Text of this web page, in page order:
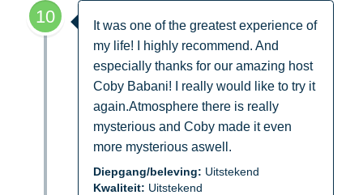
10
It was one of the greatest experience of
my life! I highly recommend. And
especially thanks for our amazing host
Coby Babani! I really would like to try it
again.Atmosphere there is really
mysterious and Coby made it even
more mysterious aswell.
Diepgang/beleving: Uitstekend
Kwaliteit: Uitstekend